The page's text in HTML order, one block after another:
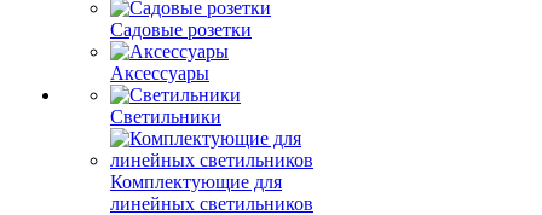
Садовые розетки
Аксессуары
Светильники
Комплектующие для
линейных светильников